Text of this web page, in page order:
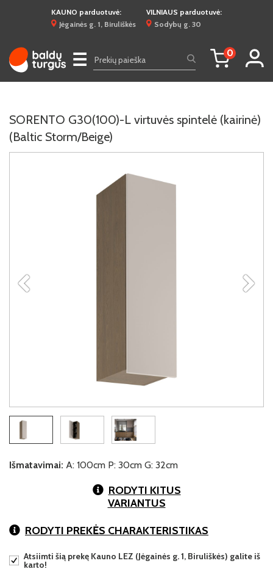
KAUNO parduotuvė:
Jėgainės g. 1, Biruliškės
VILNIAUS parduotuvė:
Sodybų g. 30
☰ 0
SORENTO G30(100)-L virtuvės spintelė (kairinė)
(Baltic Storm/Beige)
Išmatavimai: A: 100cm P: 30cm G: 32cm
RODYTI KITUS
VARIANTUS
RODYTI PREKĖS CHARAKTERISTIKAS
Atsiimti šią prekę Kauno LEZ (Jėgainės g. 1, Biruliškės) galite iš
karto!